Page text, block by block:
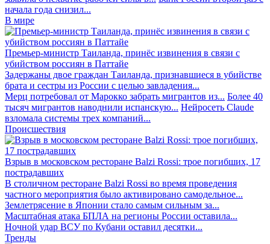
начала года снизил...
В мире
Премьер-министр Таиланда, принёс извинения в связи с
убийством россиян в Паттайе
Задержаны двое граждан Таиланда, признавшиеся в убийстве
брата и сестры из России с целью завладения...
Мерц потребовал от Марокко забрать мигрантов из... Более 40
тысяч мигрантов наводнили испанскую... Нейросеть Claude
взломала системы трех компаний...
Происшествия
Взрыв в московском ресторане Balzi Rossi: трое погибших, 17
пострадавших
В столичном ресторане Balzi Rossi во время проведения
частного мероприятия было активировано самодельное...
Землетрясение в Японии стало самым сильным за...
Масштабная атака БПЛА на регионы России оставила...
Ночной удар ВСУ по Кубани оставил десятки...
Тренды